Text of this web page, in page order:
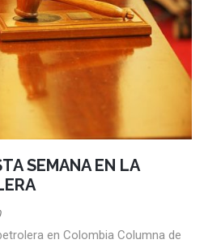
SEMANA EN LA
en Colombia Columna de